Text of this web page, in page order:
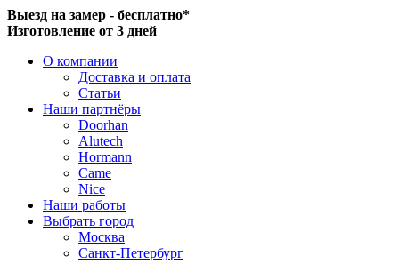
Выезд на замер - бесплатно*
Изготовление от 3 дней
О компании
Доставка и оплата
Статьи
Наши партнёры
Doorhan
Alutech
Hormann
Came
Nice
Наши работы
Выбрать город
Москва
Санкт-Петербург